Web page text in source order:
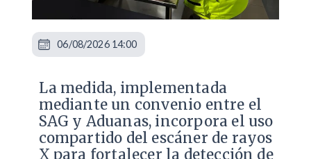
La medida, implementada
mediante un convenio entre el
SAG y Aduanas, incorpora el uso
compartido del escáner de rayos
X para fortalecer la detección de
06/08/2026 14:00